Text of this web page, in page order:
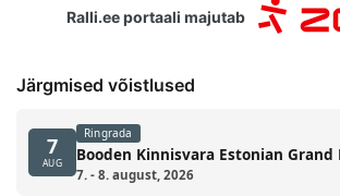
Ralli.ee portaali majutab
Järgmised võistlused
7
AUG
Ringrada
Booden Kinnisvara Estonian Grand
7. - 8. august, 2026